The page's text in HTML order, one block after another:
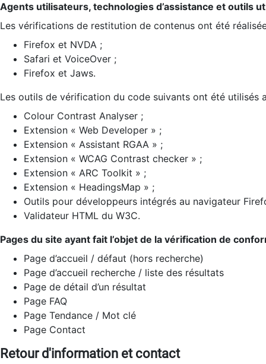
Agents utilisateurs, technologies d’assistance et outils
Les vérifications de restitution de contenus ont été
Firefox et NVDA ;
Safari et VoiceOver ;
Firefox et Jaws.
Les outils de vérification du code suivants ont été utilisés
Colour Contrast Analyser ;
Extension « Web Developer » ;
Extension « Assistant RGAA » ;
Extension « WCAG Contrast checker » ;
Extension « ARC Toolkit » ;
Extension « HeadingsMap » ;
Outils pour développeurs intégrés au navigateur
Validateur HTML du W3C.
Pages du site ayant fait l’objet de la vérification de
Page d’accueil / défaut (hors recherche)
Page d’accueil recherche / liste des résultats
Page de détail d’un résultat
Page FAQ
Page Tendance / Mot clé
Page Contact
Retour d'information et contact